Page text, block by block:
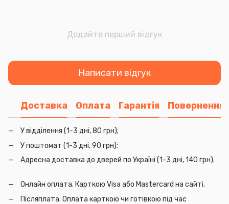
Додайте перший відгук
Написати відгук
Доставка Оплата Гарантія Повернення
У відділення (1-3 дні, 80 грн);
У поштомат (1-3 дні, 90 грн);
Адресна доставка до дверей по Україні (1-3 дні, 140 грн).
Онлайн оплата. Карткою Visa або Mastercard на сайті.
Післяплата. Оплата карткою чи готівкою під час